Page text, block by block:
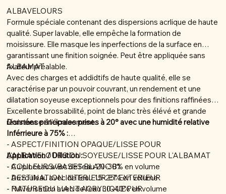
ALBAVELOURS
Formule spéciale contenant des dispersions acrlique de haute
qualité. Super lavable, elle empêche la formation de
moisissure. Elle masque les inperfections de la surface en
garantissant une finition soignée. Peut être appliquée sans
fixateur préalable.
ALBAMAT
Avec des charges et addidtifs de haute qualité, elle se
caractérise par un pouvoir couvrant, un rendement et une
dilatation soyeuse exceptionnels pour des finitions raffinées.
Excellente brossabilité, point de blanc très élévé et grande
résistance à l'écrasement.
Données principales prises à 20° avec une humidité relative
Inférrieure à 75% :
- ASPECT/FINITION OPAQUE/LISSE POUR
L'ALBAVELOURS OU SOYEUSE/LISSE POUR L'ALBAMAT
- COULEURS/BASES BLANC B1
- DESTINATION INTERIEUR ET EXTERIEUR
- NATURE DU LIANT ACRYLIQUE PUR
Application / Dillution :
- Au pinceau avec de l'eau 20-30% en volume
- Au rouleau avec de l'eau 15-25% en volume
- Pulvérisation avec de l'eau 30-40% en volume